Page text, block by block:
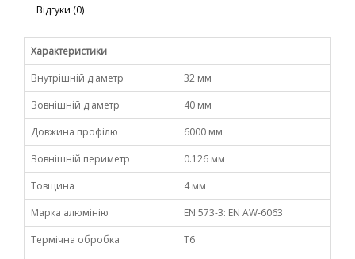
Відгуки (0)
Характеристики
Внутрішній діаметр
32 мм
Зовнішній діаметр
40 мм
Довжина профілю
6000 мм
Зовнішній периметр
0.126 мм
Товщина
4 мм
Марка алюмінію
EN 573-3: EN AW-6063
Термічна обробка
Т6